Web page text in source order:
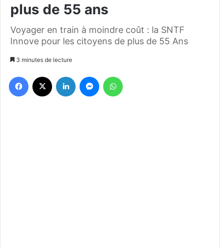
plus de 55 ans
Voyager en train à moindre coût : la SNTF
Innove pour les citoyens de plus de 55 Ans
3 minutes de lecture